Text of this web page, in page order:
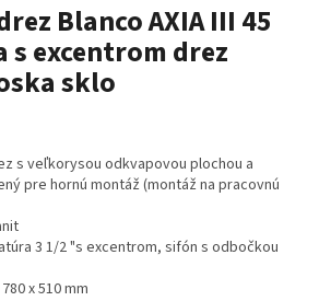
Blanco AXIA III 45
s excentrom drez
sklo
s veľkorysou odkvapovou plochou a
pre hornú montáž (montáž na pracovnú
3 1/2 "s excentrom, sifón s odbočkou
x 510 mm